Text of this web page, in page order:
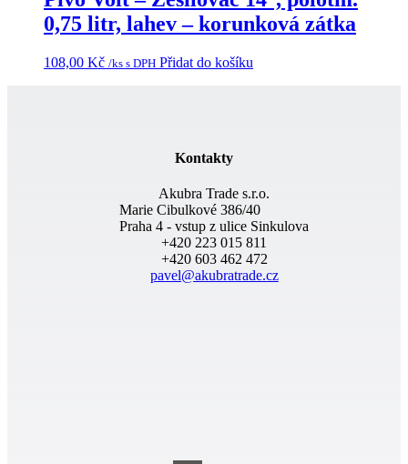
0,75 litr, lahev – korunková zátka
108,00 Kč /ks s DPH Přidat do košíku
Kontakty
Akubra Trade s.r.o.
Marie Cibulkové 386/40
Praha 4 - vstup z ulice Sinkulova
+420 223 015 811
+420 603 462 472
pavel@akubratrade.cz